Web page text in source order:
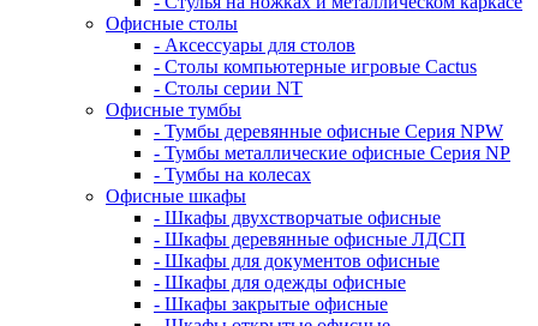
Офисные столы
- Аксессуары для столов
- Столы компьютерные игровые Cactus
- Столы серии NT
Офисные тумбы
- Тумбы деревянные офисные Серия NPW
- Тумбы металлические офисные Серия NP
- Тумбы на колесах
Офисные шкафы
- Шкафы двухстворчатые офисные
- Шкафы деревянные офисные ЛДСП
- Шкафы для документов офисные
- Шкафы для одежды офисные
- Шкафы закрытые офисные